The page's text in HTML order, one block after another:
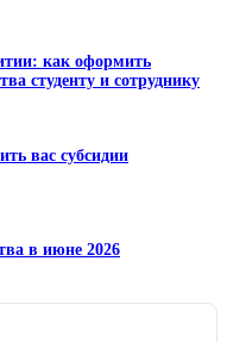
как оформить
студенту и сотруднику
вас субсидии
в июне 2026